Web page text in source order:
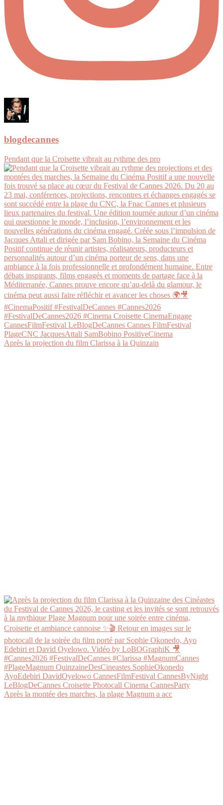
blogdecannes
Pendant que la Croisette vibrait au rythme des pro
Après la projection du film Clarissa à la Quinzain
Après la montée des marches, la plage Magnum a acc